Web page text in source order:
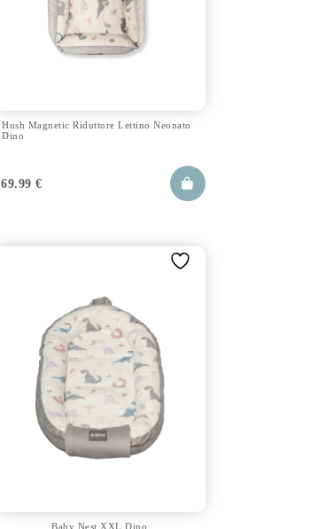
Hush Magnetic Riduttore Lettino Neonato
Dino
69.99€
Baby Nest XXL Dino